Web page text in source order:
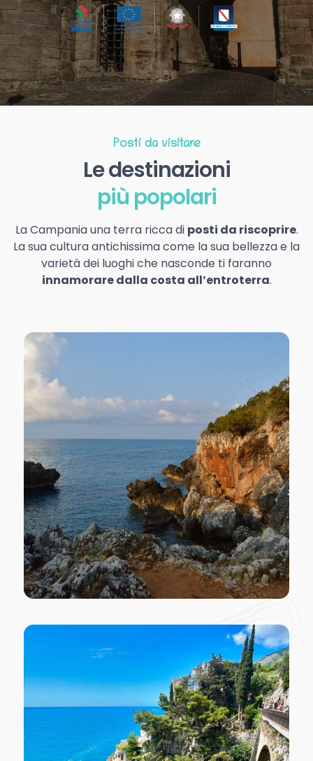
Posti da visitare
Le destinazioni
più popolari
La Campania una terra ricca di posti da riscoprire.
La sua cultura antichissima come la sua bellezza e la
varietà dei luoghi che nasconde ti faranno
innamorare dalla costa all’entroterra.